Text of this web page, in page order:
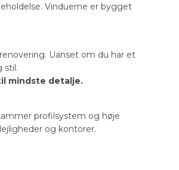
Vinduerne er bygget
Uanset om du har et
stil.
mindste detalje.
profilsystem og høje
og kontorer.